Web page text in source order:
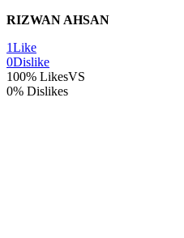
RIZWAN AHSAN
1Like
0Dislike
100% LikesVS
0% Dislikes